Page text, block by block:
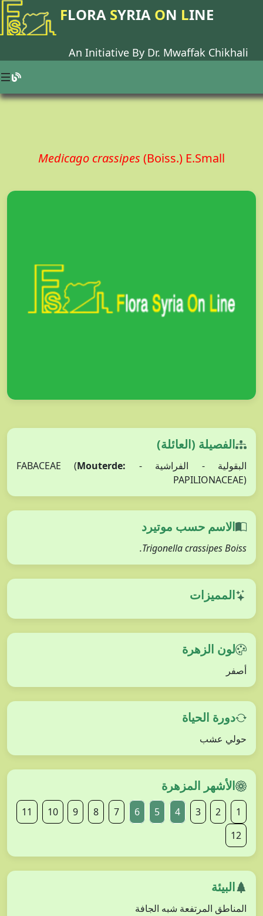
FLORA SYRIA ON LINE
An Initiative By Dr. Mwaffak Chikhali
Medicago crassipes (Boiss.) E.Small
الفصيلة (العائلة)
البقولية - الفراشية - FABACEAE ( Mouterde:
PAPILIONACEAE)
الاسم حسب موتيرد
Trigonella crassipes Boiss.
المميزات
لون الزهرة
أصفر
دورة الحياة
حولي عشب
الأشهر المزهرة
1
2
3
4
5
6
7
8
9
10
11
12
البيئة
المناطق المرتفعة شبه الجافة